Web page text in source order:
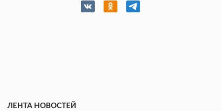
ЛЕНТА НОВОСТЕЙ